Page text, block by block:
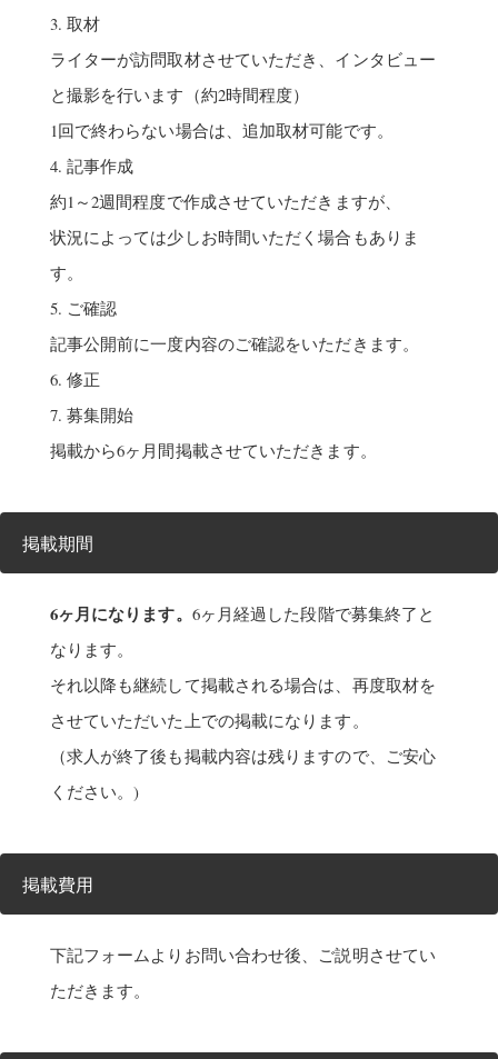
3. 取材
ライターが訪問取材させていただき、インタビュー
と撮影を行います（約2時間程度）
1回で終わらない場合は、追加取材可能です。
4. 記事作成
約1～2週間程度で作成させていただきますが、
状況によっては少しお時間いただく場合もありま
す。
5. ご確認
記事公開前に一度内容のご確認をいただきます。
6. 修正
7. 募集開始
掲載から6ヶ月間掲載させていただきます。
掲載期間
6ヶ月になります。 6ヶ月経過した段階で募集終了と
なります。
それ以降も継続して掲載される場合は、再度取材を
させていただいた上での掲載になります。
（求人が終了後も掲載内容は残りますので、ご安心
ください。)
掲載費用
下記フォームよりお問い合わせ後、ご説明させてい
ただきます。